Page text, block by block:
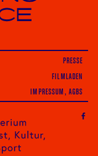
PRESSE
FILMLADEN
IMPRESSUM, AGBS